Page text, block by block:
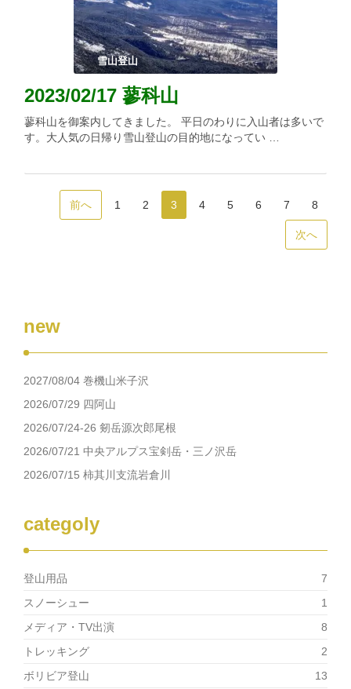
雪山登山
2023/02/17 蓼科山
蓼科山を御案内してきました。 平日のわりに入山者は多いで
す。大人気の日帰り雪山登山の目的地になってい …
前へ 1 2 3 4 5 6 7 8
次へ
new
2027/08/04 巻機山米子沢
2026/07/29 四阿山
2026/07/24-26 剱岳源次郎尾根
2026/07/21 中央アルプス宝剣岳・三ノ沢岳
2026/07/15 柿其川支流岩倉川
categoly
登山用品
7
スノーシュー
1
メディア・TV出演
8
トレッキング
2
ボリビア登山
13